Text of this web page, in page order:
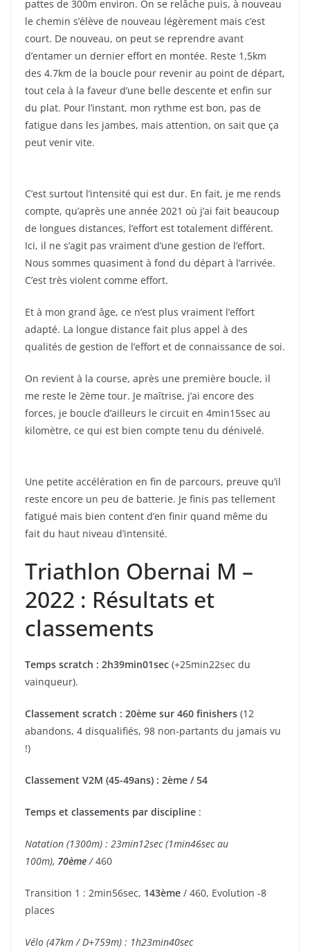
pattes de 300m environ. On se relâche puis, à nouveau
le chemin s’élève de nouveau légèrement mais c’est
court. De nouveau, on peut se reprendre avant
d’entamer un dernier effort en montée. Reste 1,5km
des 4.7km de la boucle pour revenir au point de départ,
tout cela à la faveur d’une belle descente et enfin sur
du plat. Pour l’instant, mon rythme est bon, pas de
fatigue dans les jambes, mais attention, on sait que ça
peut venir vite.
C’est surtout l’intensité qui est dur. En fait, je me rends
compte, qu’après une année 2021 où j’ai fait beaucoup
de longues distances, l’effort est totalement différent.
Ici, il ne s’agit pas vraiment d’une gestion de l’effort.
Nous sommes quasiment à fond du départ à l’arrivée.
C’est très violent comme effort.
Et à mon grand âge, ce n’est plus vraiment l’effort
adapté. La longue distance fait plus appel à des
qualités de gestion de l’effort et de connaissance de soi.
On revient à la course, après une première boucle, il
me reste le 2ème tour. Je maîtrise, j’ai encore des
forces, je boucle d’ailleurs le circuit en 4min15sec au
kilomètre, ce qui est bien compte tenu du dénivelé.
Une petite accélération en fin de parcours, preuve qu’il
reste encore un peu de batterie. Je finis pas tellement
fatigué mais bien content d’en finir quand même du
fait du haut niveau d’intensité.
Triathlon Obernai M –
2022 : Résultats et
classements
Temps scratch : 2h39min01sec (+25min22sec du
vainqueur).
Classement scratch : 20ème sur 460 finishers (12
abandons, 4 disqualifiés, 98 non-partants du jamais vu
!)
Classement V2M (45-49ans) : 2ème / 54
Temps et classements par discipline :
Natation (1300m) : 23min12sec (1min46sec au
100m), 70ème/460
Transition 1 : 2min56sec, 143ème / 460, Evolution -8
places
Vélo (47km / D+759m) : 1h23min40sec